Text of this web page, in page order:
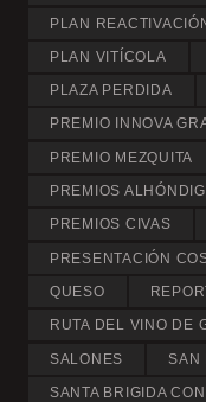
PLAN
PLAN VITÍCOLA
PLAZA PERDIDA
PREMIO INNOVA
PREMIO MEZQUITA
PREMIOS
PREMIOS CIVAS
PRESENTACIÓN
QUESO
RUTA DEL VINO DE
SALONES SAN
SANTA BRIGIDA